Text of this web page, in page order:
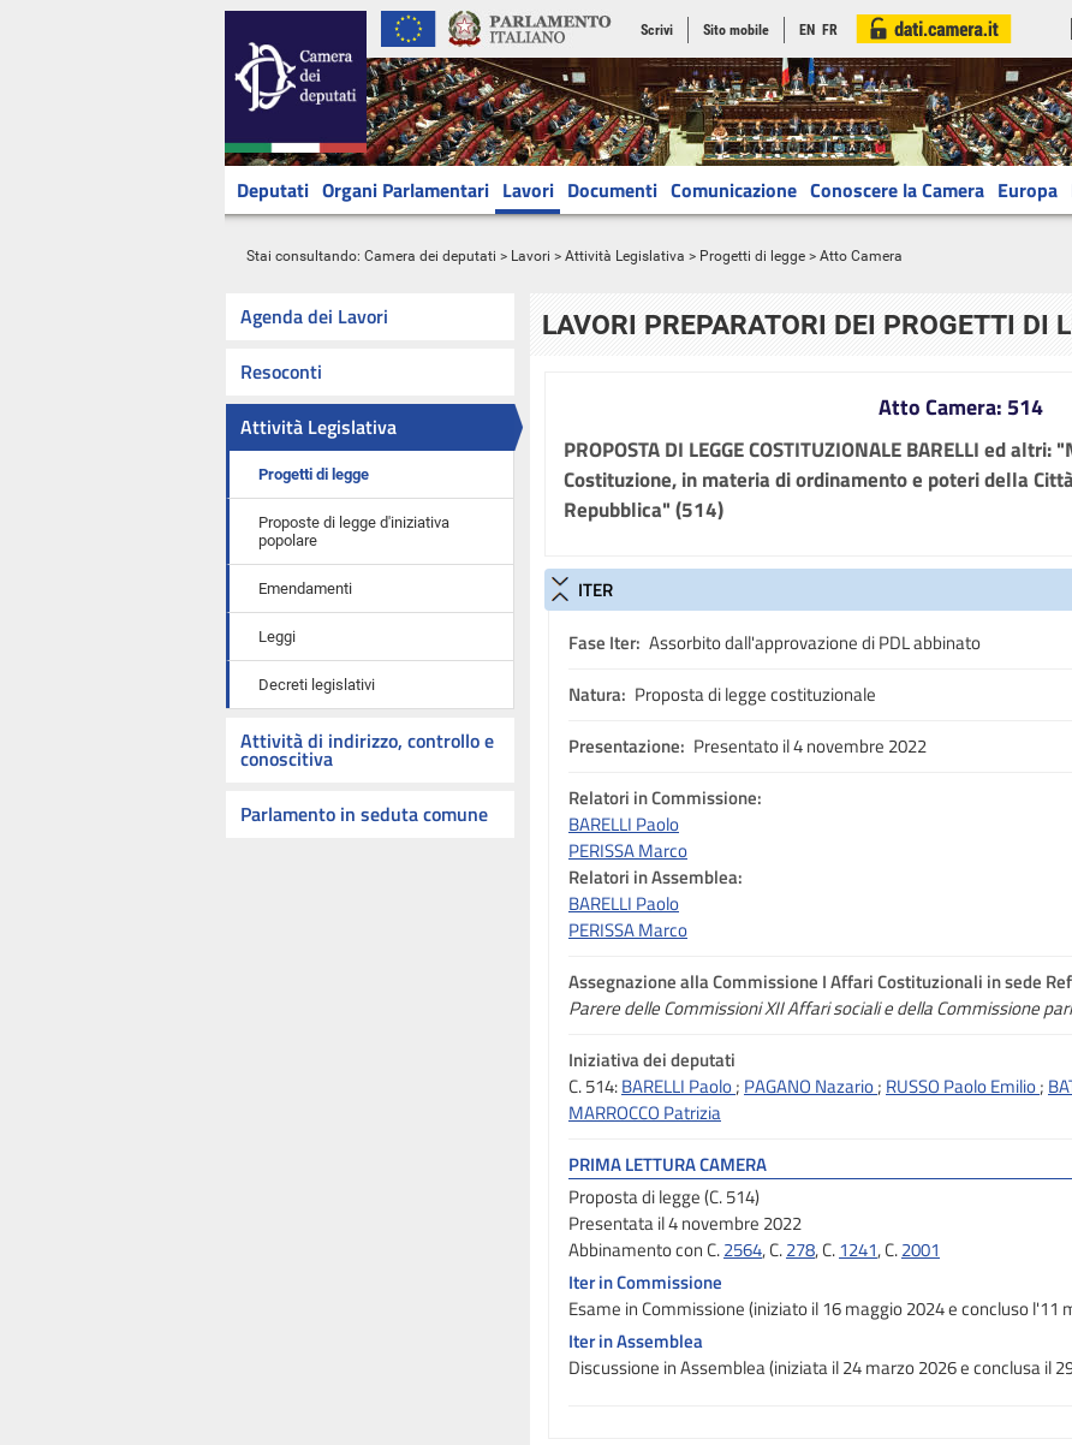
Scrivi Sito mobile EN FR
Deputati Organi Parlamentari Lavori Documenti Comunicazione Conoscere la Camera Europa
Stai consultando: Camera dei deputati > Lavori > Attività Legislativa > Progetti di legge > Atto Camera
Agenda dei Lavori
Resoconti
Attività Legislativa
Progetti di legge
Proposte di legge d'iniziativa
popolare
Emendamenti
Leggi
Decreti legislativi
Attività di indirizzo, controllo e
conoscitiva
Parlamento in seduta comune
LAVORI PREPARATORI DEI PROGETTI DI
Atto Camera: 514
PROPOSTA DI LEGGE COSTITUZIONALE BARELLI ed
Costituzione, in materia di ordinamento e poteri della
Repubblica" (514)
ITER
Fase Iter: Assorbito dall'approvazione di PDL abbinato
Natura: Proposta di legge costituzionale
Presentazione: Presentato il 4 novembre 2022
Relatori in Commissione:
BARELLI Paolo
PERISSA Marco
Relatori in Assemblea:
BARELLI Paolo
PERISSA Marco
Assegnazionealla Commissione I Affari Costituzionali in sede
Parere delle Commissioni XII Affari sociali e della Commissione
Iniziativa dei deputati
C. 514:BARELLI Paolo; PAGANO Nazario; RUSSO Paolo Emilio;
MARROCCO Patrizia
PRIMA LETTURA CAMERA
Proposta di legge (C. 514)
Presentata il 4 novembre 2022
Abbinamento con C.2564, C.278, C.1241, C.2001
Iter in Commissione
Esame in Commissione (iniziato il 16 maggio 2024 e concluso l'11
Iter in Assemblea
Discussione in Assemblea (iniziata il 24 marzo 2026 e conclusa il